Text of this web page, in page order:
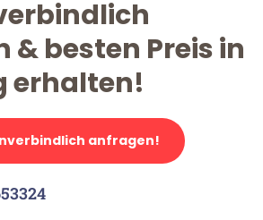
& besten Preis in
erhalten!
anfragen!